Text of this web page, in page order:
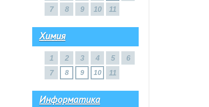
7
8 9 10 11
Химия
1 2 3 4 5
6
7
8 9 10 11
Информатика